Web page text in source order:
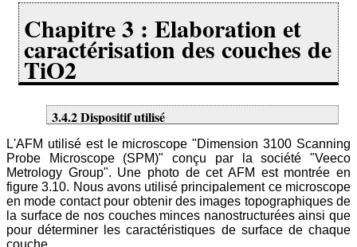
Chapitre 3 : Elaboration et
caractérisation des couches de
TiO2
3.4.2 Dispositif utilisé
L'AFM utilisé est le microscope "Dimension 3100 Scanning
Probe Microscope (SPM)" conçu par la société "Veeco
Metrology Group". Une photo de cet AFM est montrée en
figure 3.10. Nous avons utilisé principalement ce microscope
en mode contact pour obtenir des images topographiques de
la surface de nos couches minces nanostructurées ainsi que
pour déterminer les caractéristiques de surface de chaque
couche.